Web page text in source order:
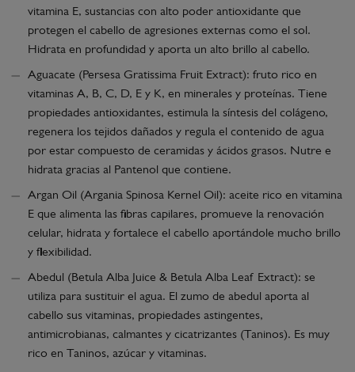
vitamina E, sustancias con alto poder antioxidante que
protegen el cabello de agresiones externas como el sol.
Hidrata en profundidad y aporta un alto brillo al cabello.
Aguacate (Persesa Gratissima Fruit Extract): fruto rico en
vitaminas A, B, C, D, E y K, en minerales y proteínas. Tiene
propiedades antioxidantes, estimula la síntesis del colágeno,
regenera los tejidos dañados y regula el contenido de agua
por estar compuesto de ceramidas y ácidos grasos. Nutre e
hidrata gracias al Pantenol que contiene.
Argan Oil (Argania Spinosa Kernel Oil): aceite rico en vitamina
E que alimenta las fibras capilares, promueve la renovación
celular, hidrata y fortalece el cabello aportándole mucho brillo
y flexibilidad.
Abedul (Betula Alba Juice & Betula Alba Leaf Extract): se
utiliza para sustituir el agua. El zumo de abedul aporta al
cabello sus vitaminas, propiedades astingentes,
antimicrobianas, calmantes y cicatrizantes (Taninos). Es muy
rico en Taninos, azúcar y vitaminas.